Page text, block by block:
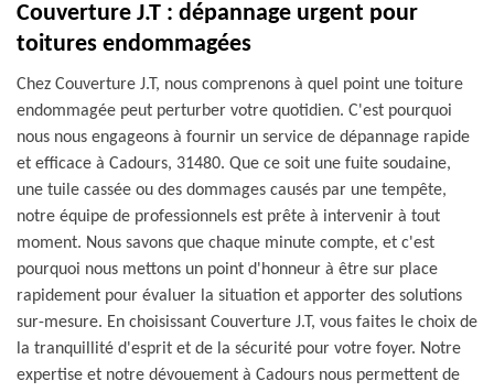
Couverture J.T : dépannage urgent pour
toitures endommagées
Chez Couverture J.T, nous comprenons à quel point une toiture
endommagée peut perturber votre quotidien. C'est pourquoi
nous nous engageons à fournir un service de dépannage rapide
et efficace à Cadours, 31480. Que ce soit une fuite soudaine,
une tuile cassée ou des dommages causés par une tempête,
notre équipe de professionnels est prête à intervenir à tout
moment. Nous savons que chaque minute compte, et c'est
pourquoi nous mettons un point d'honneur à être sur place
rapidement pour évaluer la situation et apporter des solutions
sur-mesure. En choisissant Couverture J.T, vous faites le choix de
la tranquillité d'esprit et de la sécurité pour votre foyer. Notre
expertise et notre dévouement à Cadours nous permettent de